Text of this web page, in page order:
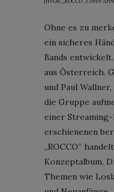
Ohne es zu
ein sicheres
Bands
aus Österreich.
und Paul
die Gruppe
einer
erschienenen
„ROCCO“
Konzeptalbum.
Themen wie